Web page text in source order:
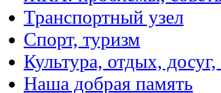
Транспортный узел
Спорт, туризм
Культура, отдых,
Наша добрая память